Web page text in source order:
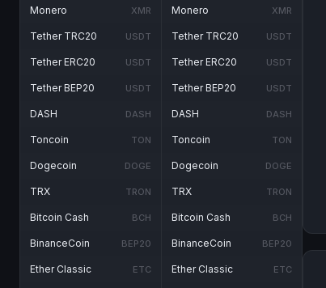
Monero XMR
Tether TRC20 USDT
Tether ERC20 USDT
Tether BEP20 USDT
DASH DASH
Toncoin TON
Dogecoin DOGE
TRX TRON
Bitcoin Cash BCH
BinanceCoin BEP20
Ether Classic ETC
Monero XMR
Tether TRC20 USDT
Tether ERC20 USDT
Tether BEP20 USDT
DASH DASH
Toncoin TON
Dogecoin DOGE
TRX TRON
Bitcoin Cash BCH
BinanceCoin BEP20
Ether Classic ETC